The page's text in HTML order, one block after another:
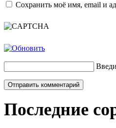
Сохранить моё имя, email и
Последние